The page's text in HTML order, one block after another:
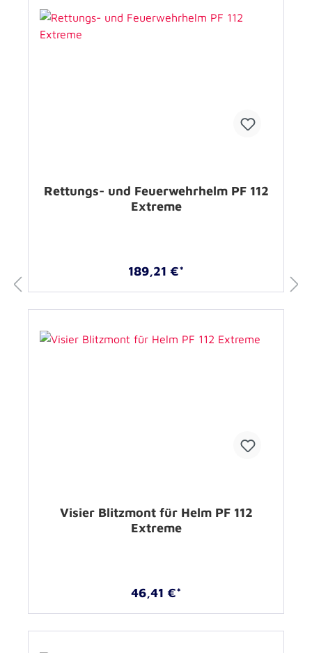
Rettungs- und Feuerwehrhelm PF 112
Extreme
189,21 €*
Visier Blitzmont für Helm PF 112
Extreme
46,41 €*